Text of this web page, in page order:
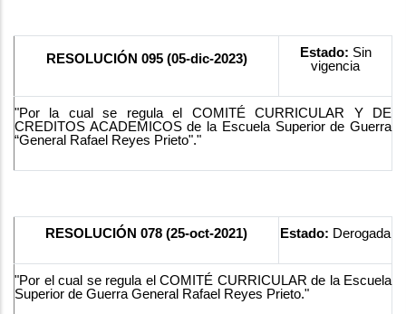
RESOLUCIÓN 095 (05-dic-2023) Estado: Sin
vigencia
"Por la cual se regula el COMITÉ CURRICULAR Y DE
CREDITOS ACADEMICOS de la Escuela Superior de Guerra
“General Rafael Reyes Prieto"."
RESOLUCIÓN 078 (25-oct-2021) Estado: Derogada
"Por el cual se regula el COMITÉ CURRICULAR de la Escuela
Superior de Guerra General Rafael Reyes Prieto."